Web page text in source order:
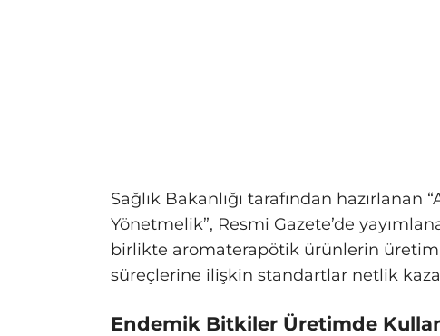
Sağlık Bakanlığı tarafından
Yönetmelik”, Resmi Gazete’de
birlikte aromaterapötik ürünlerin
süreçlerine ilişkin standartlar netlik
Endemik Bitkiler Üretimde